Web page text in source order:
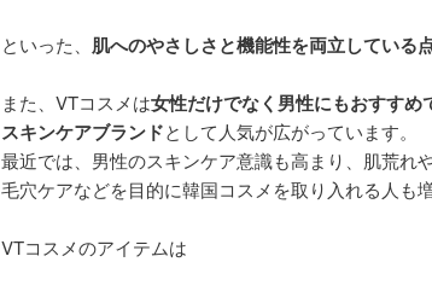
といった、 肌へのやさしさと機能性を両立している
また、VTコスメは女性だけでなく男性にもおすすめ
スキンケアブランドとして人気が広がっています。
最近では、男性のスキンケア意識も高まり、肌荒れや
毛穴ケアなどを目的に韓国コスメを取り入れる人も
VTコスメのアイテムは